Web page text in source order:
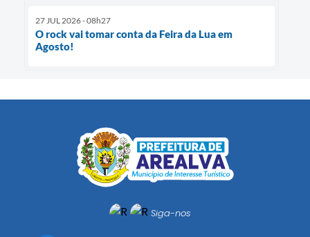
27 JUL 2026 - 08h27
O rock vai tomar conta da Feira da Lua em
Agosto!
Siga-nos